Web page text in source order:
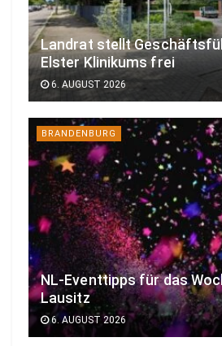
Landrat stellt
Elster Klinikums frei
6. AUGUST 2026
BRANDENBURG
NL-Eventtipps für das
Lausitz
6. AUGUST 2026